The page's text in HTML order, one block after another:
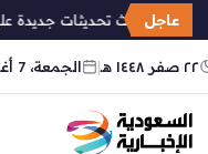
عاجل
تقييم تحدث تحديثات جديدة على
٢٢ صفر ١٤٤٨ هـ | الجمعة، 7 أغسطس 2026